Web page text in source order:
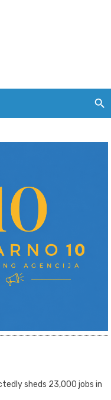
sheds 23,000 jobs in